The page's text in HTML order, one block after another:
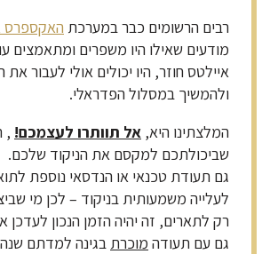
רבים הרשומים כבר במערכת האקספרס
מודעים שאילו היו משפרים ומתאמצים
ולהמשיך במסלול הפדראלי.
המלצתינו היא, אל תוותרו לעצמכם! ,
שביכולתכם למקסם את הניקוד שלכם.
גם תעודת טכנאי או הנדסאי נוספת
לעלייה משמעותית בניקוד – לכן מי
רק לתארים, זה יהיה הזמן הנכון
גם עם תעודה מוכרת בגינה למדתם שנה